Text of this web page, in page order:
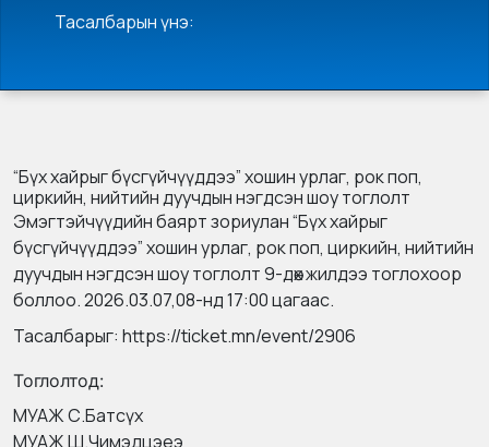
Тасалбарын үнэ:
“Бүх хайрыг бүсгүйчүүддээ” хошин урлаг, рок поп,
циркийн, нийтийн дуучдын нэгдсэн шоу тоглолт
Эмэгтэйчүүдийн баярт зориулан “Бүх хайрыг
бүсгүйчүүддээ” хошин урлаг, рок поп, циркийн, нийтийн
дуучдын нэгдсэн шоу тоглолт 9-дөх жилдээ тоглохоор
боллоо. 2026.03.07,08-нд 17:00 цагаас.
Тасалбарыг: https://ticket.mn/event/2906
Тоглолтод:
МУАЖ С.Батсүх
МУАЖ Ш.Чимэдцэеэ